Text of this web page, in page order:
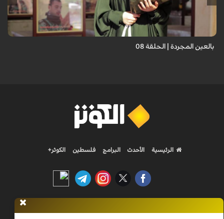
حيث نستمع فيه إلى شهاداتٍ حيّةٍ لأشخاص عايشوا التفجيرات والدمار، فنرى
بعيونهم ت...
بالعين المجردة | الحلقة 08
الرئيسية الأحدث البرامج فلسطين الكوثر+
Nilesat 11900 V | Badr 8 11747 V | Badr5 12284 V